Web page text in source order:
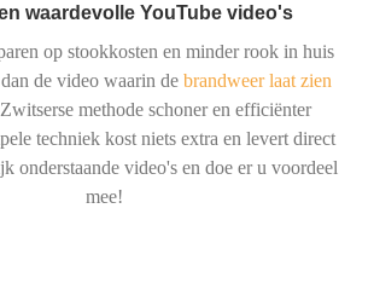
waardevolle YouTube video's
op stookkosten en minder rook in huis
de video waarin de brandweer laat zien
methode schoner en efficiënter
techniek kost niets extra en levert direct
onderstaande video's en doe er u voordeel
mee!